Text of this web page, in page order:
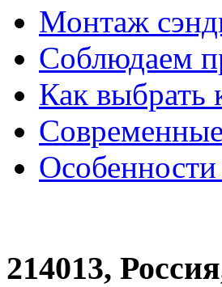
Монтаж
Соблюдаем
Как выбрать
214013,